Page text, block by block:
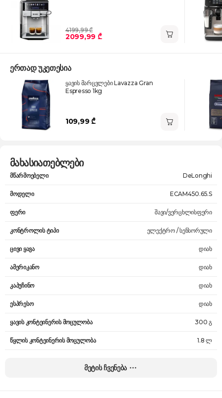
4199,99 ₾
2099,99 ₾
ერთად უკეთესია
ყავის მარცვლები Lavazza Gran
Espresso 1kg
109,99 ₾
მახასიათებლები
მწარმოებელი DeLonghi
მოდელი ECAM450.65.S
ფერი შავი/ვერცხლისფერი
კონტროლის ტიპი ელექტრო / სენსორული
ცივი ყავა დიახ
ამერიკანო დიახ
კაპუჩინო დიახ
ესპრესო დიახ
ყავის კონტეინერის მოცულობა 300 გ
წყლის კონტეინერის მოცულობა 1.8 ლ
მეტის ჩვენება